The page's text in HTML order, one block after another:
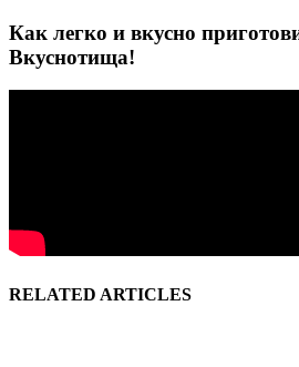
Как легко и вкусно
Вкуснотища!
RELATED ARTICLES